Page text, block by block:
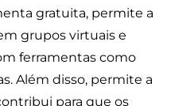
gratuita, permite a
grupos virtuais e
ferramentas como
Além disso, permite a
para que os